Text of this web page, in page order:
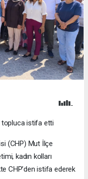
topluca istifa etti
(CHP) Mut İlçe
kadın kolları
CHP’den istifa ederek